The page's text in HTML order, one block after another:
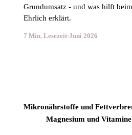
Grundumsatz - und was hilft
Ehrlich erklärt.
7 Min. Lesezeit·Juni 2026
Mikronährstoffe und
Magnesium und